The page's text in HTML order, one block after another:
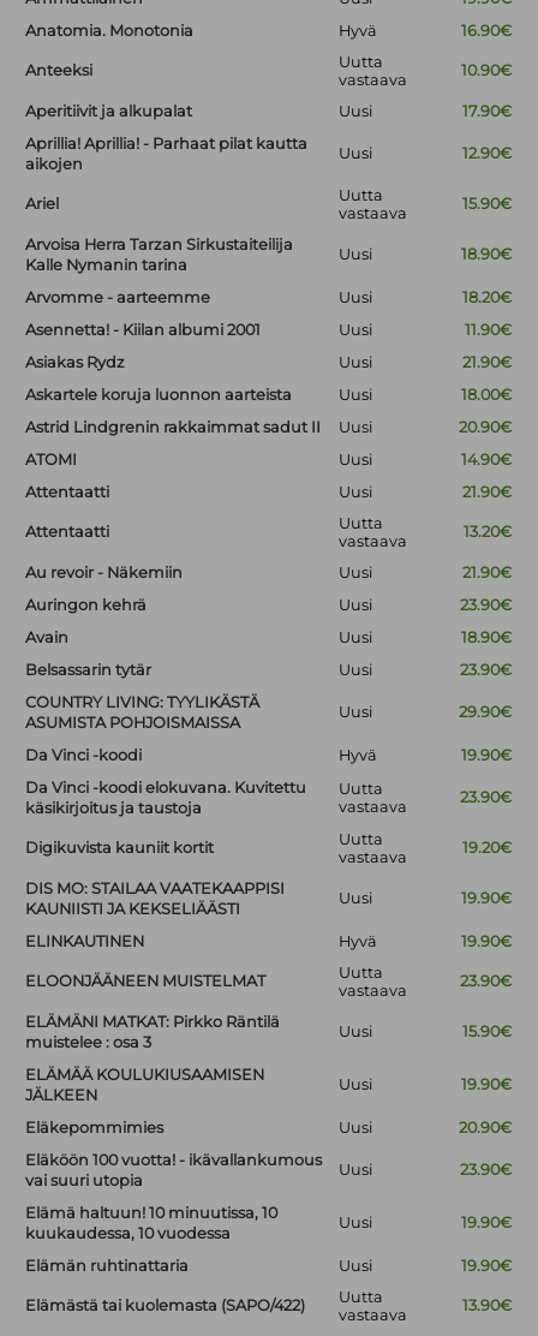
Anatomia. Monotonia
Hyvä 16.90€
Anteeksi
Uutta
vastaava
10.90€
Aperitiivit ja alkupalat Uusi
17.90€
Aprillia! Aprillia! - Parhaat pilat kautta
aikojen
Uusi 12.90€
Ariel
Uutta
vastaava
15.90€
Arvoisa Herra Tarzan Sirkustaiteilija
Kalle Nymanin tarina
Uusi 18.90€
Arvomme - aarteemme Uusi
18.20€
Asennetta! - Kiilan albumi 2001
Uusi
11.90€
Asiakas Rydz
Uusi
21.90€
Askartele koruja luonnon aarteista
Uusi
18.00€
Astrid Lindgrenin rakkaimmat sadut II
Uusi
20.90€
ATOMI
Uusi
14.90€
Attentaatti
Uusi 21.90€
Attentaatti
Uutta
vastaava
13.20€
Au revoir - Näkemiin Uusi
21.90€
Auringon kehrä
Uusi
23.90€
Avain
Uusi
18.90€
Belsassarin tytär
Uusi
23.90€
COUNTRY LIVING: TYYLIKÄSTÄ
ASUMISTA POHJOISMAISSA
Uusi 29.90€
Da Vinci -koodi Hyvä
19.90€
Da Vinci -koodi elokuvana. Kuvitettu
käsikirjoitus ja taustoja
Uutta
vastaava
23.90€
Digikuvista kauniit kortit
Uutta
vastaava
19.20€
DIS MO: STAILAA VAATEKAAPPISI
KAUNIISTI JA KEKSELIÄÄSTI
Uusi 19.90€
ELINKAUTINEN Hyvä 19.90€
ELOONJÄÄNEEN MUISTELMAT
Uutta
vastaava
23.90€
ELÄMÄNI MATKAT: Pirkko Räntilä
muistelee : osa 3
Uusi 15.90€
ELÄMÄÄ KOULUKIUSAAMISEN
JÄLKEEN
Uusi 19.90€
Eläkepommimies Uusi
20.90€
Eläköön 100 vuotta! - ikävallankumous
vai suuri utopia
Uusi 23.90€
Elämä haltuun! 10 minuutissa, 10
kuukaudessa, 10 vuodessa
Uusi 19.90€
Elämän ruhtinattaria Uusi 19.90€
Elämästä tai kuolemasta (SAPO/422)
Uutta
vastaava
13.90€